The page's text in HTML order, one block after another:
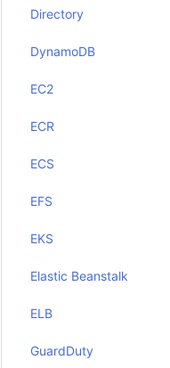
Directory
DynamoDB
EC2
ECR
ECS
EFS
EKS
Elastic Beanstalk
ELB
GuardDuty